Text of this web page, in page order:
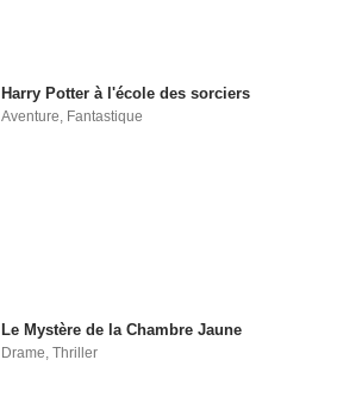
Harry Potter à l'école des sorciers
Aventure, Fantastique
Le Mystère de la Chambre Jaune
Drame ,Thriller